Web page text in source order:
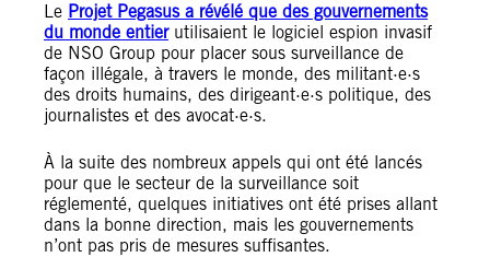
Le Projet Pegasus a révélé que des gouvernements
du monde entierutilisaient le logiciel espion invasif
de NSO Group pour placer sous surveillance de
façon illégale, à travers le monde, des militant·e·s
des droits humains, des dirigeant·e·s politique, des
journalistes et des avocat·e·s.
À la suite des nombreux appels qui ont été lancés
pour que le secteur de la surveillance soit
réglementé, quelques initiatives ont été prises allant
dans la bonne direction, mais les gouvernements
n’ont pas pris de mesures suffisantes.